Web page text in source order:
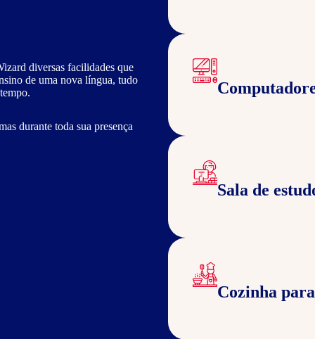
diversas facilidades que
de uma nova língua, tudo
durante toda sua presença
Sala de
Cozinha